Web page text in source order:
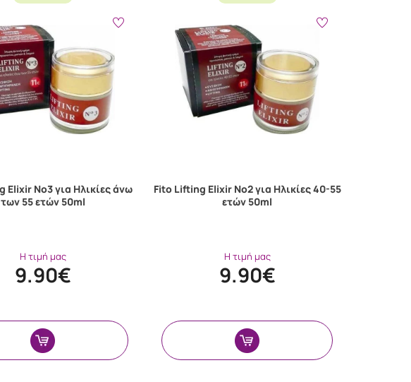
Elixir No3 για Ηλικίες άνω
των 55 ετών 50ml
Η τιμή μας
9.90€
Fito Lifting Elixir Νο2 για Ηλικίες 40-55
ετών 50ml
Η τιμή μας
9.90€